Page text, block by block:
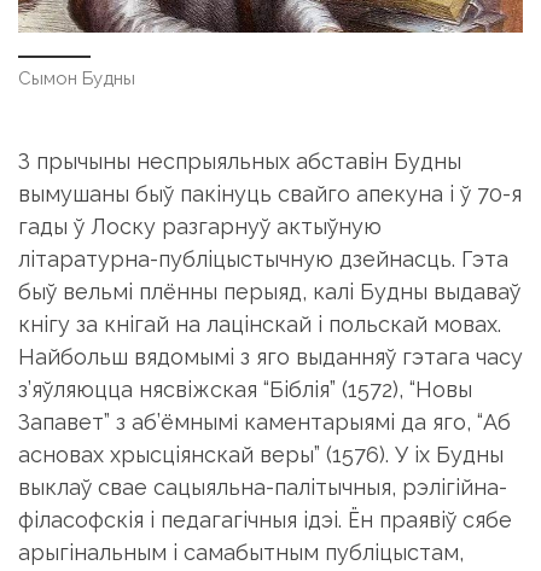
Сымон Будны
З прычыны неспрыяльных абставiн Будны
вымушаны быў па­кiнуць свайго апекуна i ў 70-я
гады ў Лоску разгарнуў актыўную
лiтаратурна-публiцыстычную дзейнасць. Гэта
быў вельмi плённы перыяд, калi Будны выдаваў
кнiгу за кнiгай на лацiнскай i польскай мовах.
Найбольш вядомымi з яго выданняў гэтага часу
з’яўляюцца нясвiжская “Бiблiя” (1572), “Новы
Запавет” з аб’ёмнымі каментарыямi да яго, “Аб
асновах хрысцiянскай веры” (1576). У iх Будны
выклаў свае сацыяльна-палiтычныя, рэлiгiйна-
фiласофскiя i педагагiчныя iдэi. Ён праявiў сябе
арыгiнальным i самабытным публiцыстам,